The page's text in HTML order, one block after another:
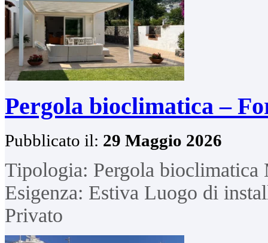
Pergola bioclimatica –
Pubblicato il: 29 Maggio 2026
Tipologia: Pergola
Esigenza: Estiva Luogo di
Privato